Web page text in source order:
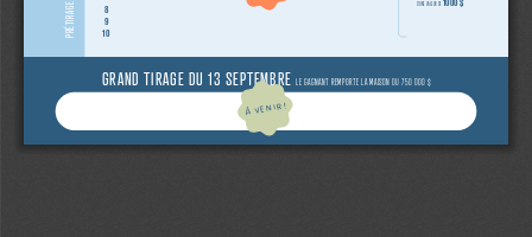
8
9
10
GRAND TIRAGE DU 13 SEPTEMBRE LE GAGNANT REMPORTE LA MAISON OU 750 000 $
D’UNE VALEUR DE
À VENIR!